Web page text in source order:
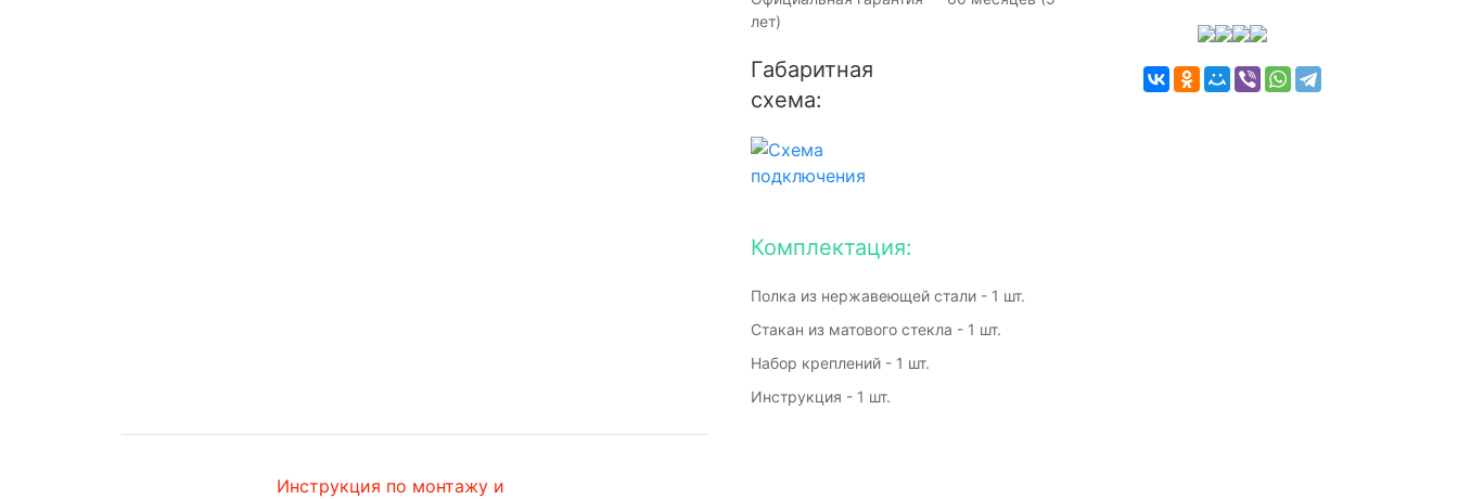
Инструкция по монтажу и
лет)
Габаритная
схема:
Комплектация:
Полка из нержавеющей стали - 1 шт.
Стакан из матового стекла - 1 шт.
Набор креплений - 1 шт.
Инструкция - 1 шт.